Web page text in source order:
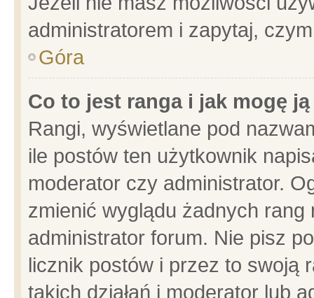
administratorem i zapytaj,
Góra
Co to jest ranga i jak mogę
Rangi, wyświetlane pod
ile postów ten użytkownik
moderator czy administrator.
zmienić wyglądu żadnych
administrator forum. Nie pisz
licznik postów i przez to swoją
takich działań i moderator lub